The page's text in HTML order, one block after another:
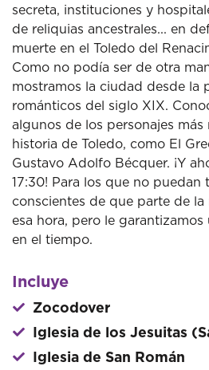
secreta, instituciones y
de reliquias ancestrales... en
muerte en el Toledo del
Como no podía ser de otra
mostramos la ciudad desde la
románticos del siglo XIX.
algunos de los personajes más
historia de Toledo, como El
Gustavo Adolfo Bécquer. ¡Y
17:30! Para los que no puedan
conscientes de que parte de
esa hora, pero le
en el tiempo.
Incluye
Zocodover
Iglesia de los Jesuitas
Iglesia de San Román